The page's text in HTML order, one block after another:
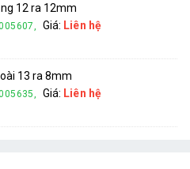
12 ra 12mm
Giá: Liên hệ
13 ra 8mm
Giá: Liên hệ